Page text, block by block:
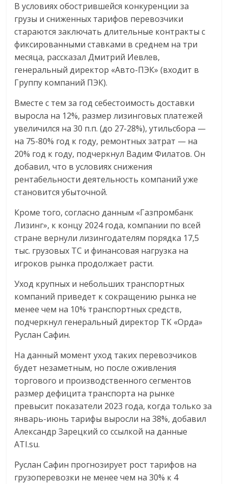
В условиях обострившейся конкуренции за
грузы и сниженных тарифов перевозчики
стараются заключать длительные контракты с
фиксированными ставками в среднем на три
месяца, рассказал Дмитрий Иевлев,
генеральный директор «Авто-ПЭК» (входит в
Группу компаний ПЭК).
Вместе с тем за год себестоимость доставки
выросла на 12%, размер лизинговых платежей
увеличился на 30 п.п. (до 27-28%), утильсбора —
на 75-80% год к году, ремонтных затрат — на
20% год к году, подчеркнул Вадим Филатов. Он
добавил, что в условиях снижения
рентабельности деятельность компаний уже
становится убыточной.
Кроме того, согласно данным «Газпромбанк
Лизинг», к концу 2024 года, компании по всей
стране вернули лизингодателям порядка 17,5
тыс. грузовых ТС и финансовая нагрузка на
игроков рынка продолжает расти.
Уход крупных и небольших транспортных
компаний приведет к сокращению рынка не
менее чем на 10% транспортных средств,
подчеркнул генеральный директор ТК «Орда»
Руслан Сафин.
На данный момент уход таких перевозчиков
будет незаметным, но после оживления
торгового и производственного сегментов
размер дефицита транспорта на рынке
превысит показатели 2023 года, когда только за
январь-июнь тарифы выросли на 38%, добавил
Александр Зарецкий со ссылкой на данные
ATI.su.
Руслан Сафин прогнозирует рост тарифов на
грузоперевозки не менее чем на 30% к 4